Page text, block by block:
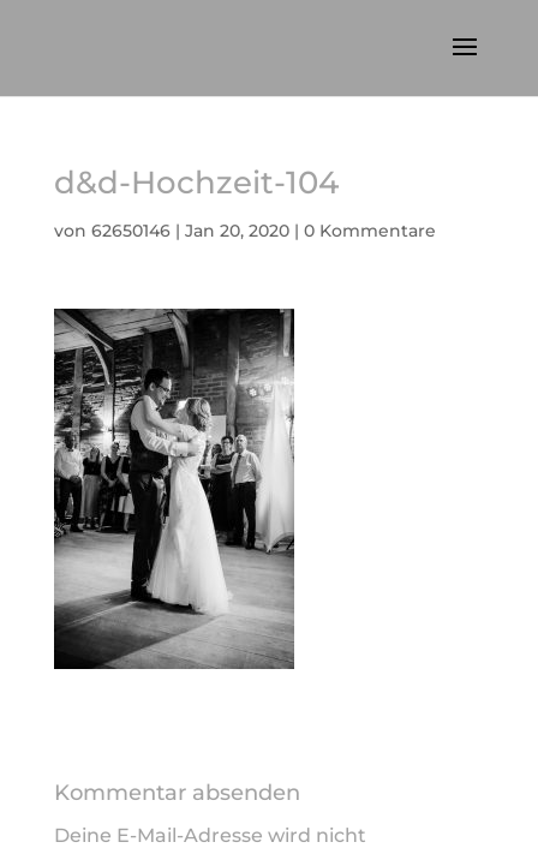
d&d-Hochzeit-104
von 62650146| Jan 20, 2020| 0 Kommentare
Kommentar absenden
Deine E-Mail-Adresse wird nicht